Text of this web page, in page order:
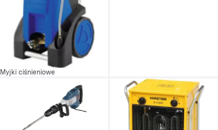
Myjki ciśnieniowe